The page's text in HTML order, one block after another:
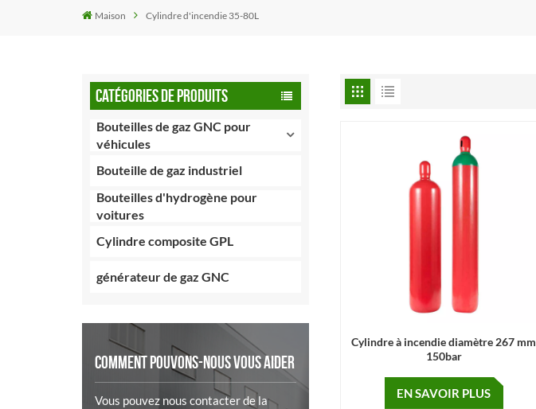
Maison Cylindre d'incendie 35-80L
CATÉGORIES DE PRODUITS
Bouteilles de gaz GNC pour
véhicules
Bouteille de gaz industriel
Bouteilles d'hydrogène pour
voitures
Cylindre composite GPL
générateur de gaz GNC
COMMENT POUVONS-NOUS VOUS AIDER
Vous pouvez nous contacter de la
Cylindre à incendie diamètre 267 mm
150bar
EN SAVOIR PLUS